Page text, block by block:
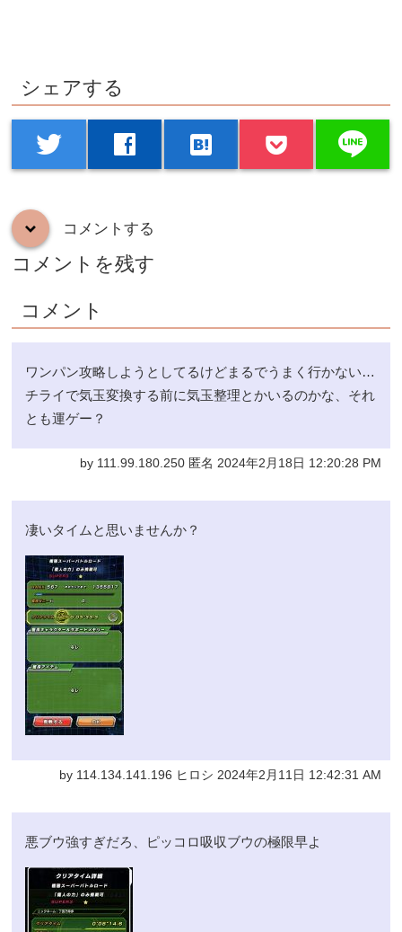
シェアする
twitter facebook hatenabookmark line
down コメントする
コメントを残す
コメント
ワンパン攻略しようとしてるけどまるでうまく行かない…
チライで気玉変換する前に気玉整理とかいるのかな、それ
とも運ゲー？
by 111.99.180.250 匿名 2024年2月18日 12:20:28 PM
凄いタイムと思いませんか？
by 114.134.141.196 ヒロシ 2024年2月11日 12:42:31 AM
悪ブウ強すぎだろ、ピッコロ吸収ブウの極限早よ